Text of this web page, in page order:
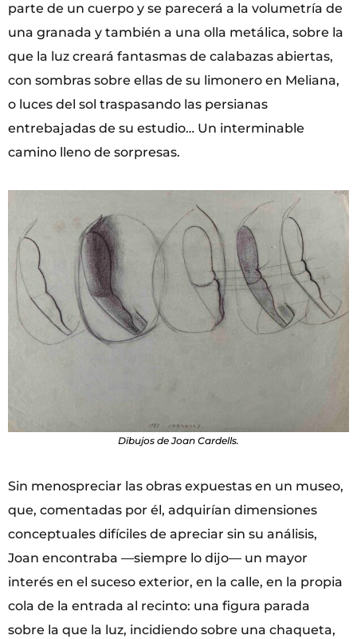
parte de un cuerpo y se parecerá a la volumetría de
una granada y también a una olla metálica, sobre la
que la luz creará fantasmas de calabazas abiertas,
con sombras sobre ellas de su limonero en Meliana,
o luces del sol traspasando las persianas
entrebajadas de su estudio… Un interminable
camino lleno de sorpresas.
Dibujos de Joan Cardells.
Sin menospreciar las obras expuestas en un museo,
que, comentadas por él, adquirían dimensiones
conceptuales difíciles de apreciar sin su análisis,
Joan encontraba —siempre lo dijo— un mayor
interés en el suceso exterior, en la calle, en la propia
cola de la entrada al recinto: una figura parada
sobre la que la luz, incidiendo sobre una chaqueta,